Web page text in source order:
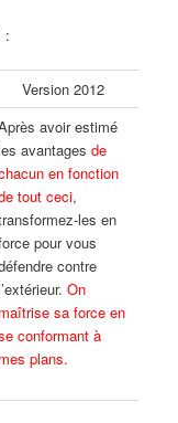
:
Version 2012
avoir estimé
avantagesde
en fonction
tout ceci,
les en
pour vous
contre
On
maîtrise sa force en
conformant à
mes plans.